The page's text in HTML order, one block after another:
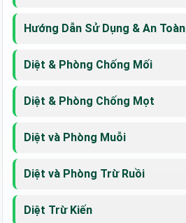
Hướng Dẫn Sử Dụng & An Toàn
Diệt & Phòng Chống Mối
Diệt & Phòng Chống Mọt
Diệt và Phòng Muỗi
Diệt và Phòng Trừ Ruồi
Diệt Trừ Kiến